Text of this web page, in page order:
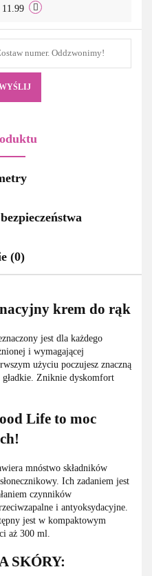
11.99
(0)
krem do rąk
jest dla każdego
i wymagającej
użyciu poczujesz znaczną
gładkie. Zniknie dyskomfort
Life to moc
mnóstwo składników
Ich zadaniem jest
czynników
i antyoksydacyjne.
jest w kompaktowym
aż 300 ml.
SKÓRY: